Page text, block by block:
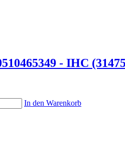
- IHC
In den Warenkorb